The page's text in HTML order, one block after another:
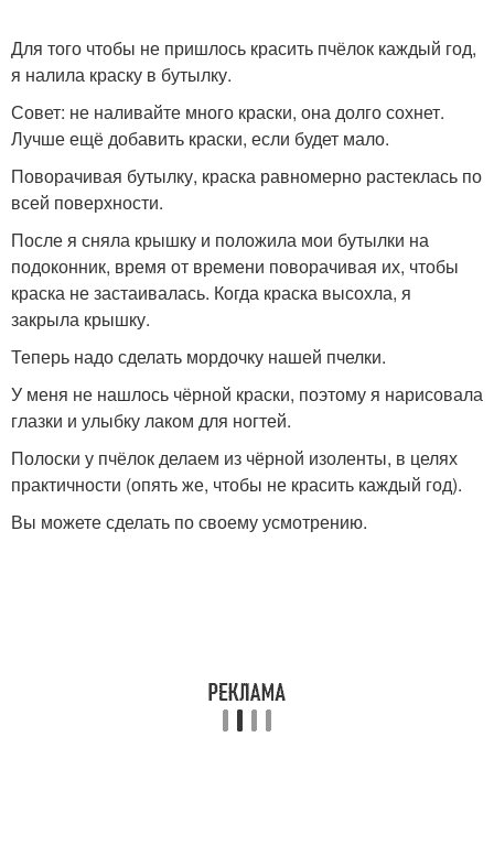
Для того чтобы не пришлось красить пчёлок каждый год,
я налила краску в бутылку.
Совет: не наливайте много краски, она долго сохнет.
Лучше ещё добавить краски, если будет мало.
Поворачивая бутылку, краска равномерно растеклась по
всей поверхности.
После я сняла крышку и положила мои бутылки на
подоконник, время от времени поворачивая их, чтобы
краска не застаивалась. Когда краска высохла, я
закрыла крышку.
Теперь надо сделать мордочку нашей пчелки.
У меня не нашлось чёрной краски, поэтому я нарисовала
глазки и улыбку лаком для ногтей.
Полоски у пчёлок делаем из чёрной изоленты, в целях
практичности (опять же, чтобы не красить каждый год).
Вы можете сделать по своему усмотрению.